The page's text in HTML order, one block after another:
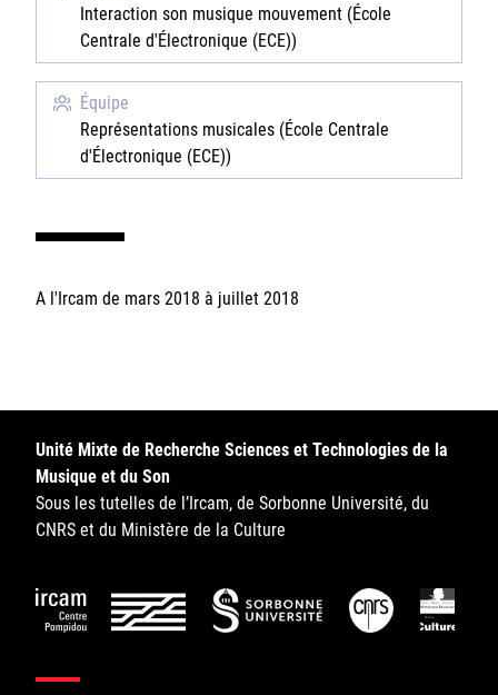
Ircam
CNRS
Interaction son musique mouvement (École
Centrale d'Électronique (ECE))
Équipe
Représentations musicales (École Centrale
d'Électronique (ECE))
A l'Ircam de mars 2018 à juillet 2018
Unité Mixte de Recherche Sciences et Technologies de la
Musique et du Son
Sous les tutelles de l’Ircam, de Sorbonne Université, du
CNRS et du Ministère de la Culture